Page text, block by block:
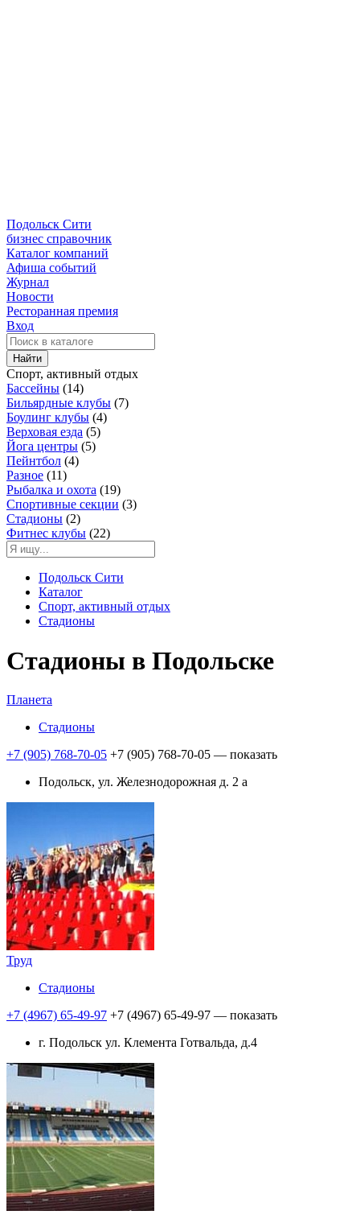
Подольск Сити
бизнес справочник
Каталог компаний
Афиша событий
Журнал
Новости
Ресторанная премия
Вход
Найти
Спорт, активный отдых
Бассейны (14)
Бильярдные клубы (7)
Боулинг клубы (4)
Верховая езда (5)
Йога центры (5)
Пейнтбол (4)
Разное (11)
Рыбалка и охота (19)
Спортивные секции (3)
Стадионы (2)
Фитнес клубы (22)
Подольск Сити
Каталог
Спорт, активный отдых
Стадионы
Стадионы в Подольске
Планета
Стадионы
+7 (905) 768-70-05 +7 (905) 768-70-05 — показать
Подольск, ул. Железнодорожная д. 2 а
Труд
Стадионы
+7 (4967) 65-49-97 +7 (4967) 65-49-97 — показать
г. Подольск ул. Клемента Готвальда, д.4